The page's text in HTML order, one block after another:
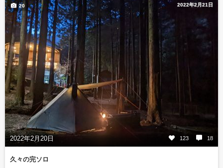
2022年2月21日
2022年2月20日 123 18
20
久々の完ソロ